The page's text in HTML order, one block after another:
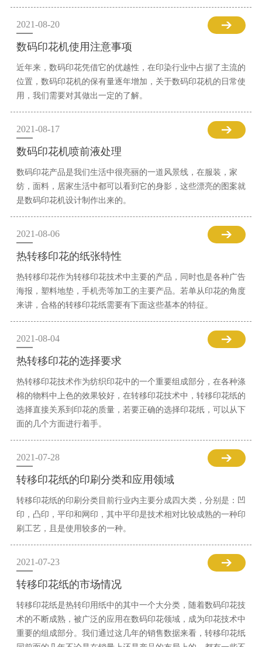
2021-08-20
数码印花机使用注意事项
近年来，数码印花凭借它的优越性，在印染行业中占据了主流的
位置，数码印花机的保有量逐年增加，关于数码印花机的日常使
用，我们需要对其做出一定的了解。
2021-08-17
数码印花机喷前液处理
数码印花产品是我们生活中很亮丽的一道风景线，在服装，家
纺，面料，居家生活中都可以看到它的身影，这些漂亮的图案就
是数码印花机设计制作出来的。
2021-08-06
热转移印花的纸张特性
热转移印花作为转移印花技术中主要的产品，同时也是各种广告
海报，塑料地垫，手机壳等加工的主要产品。若单从印花的角度
来讲，合格的转移印花纸需要有下面这些基本的特征。
2021-08-04
热转移印花的选择要求
热转移印花技术作为纺织印花中的一个重要组成部分，在各种涤
棉的物料中上色的效果较好，在转移印花技术中，转移印花纸的
选择直接关系到印花的质量，若要正确的选择印花纸，可以从下
面的几个方面进行着手。
2021-07-28
转移印花纸的印刷分类和应用领域
转移印花纸的印刷分类目前行业内主要分成四大类，分别是：凹
印，凸印，平印和网印，其中平印是技术相对比较成熟的一种印
刷工艺，且是使用较多的一种。
2021-07-23
转移印花纸的市场情况
转移印花纸是热转印用纸中的其中一个大分类，随着数码印花技
术的不断成熟，被广泛的应用在数码印花领域，成为印花技术中
重要的组成部分。我们通过这几年的销售数据来看，转移印花纸